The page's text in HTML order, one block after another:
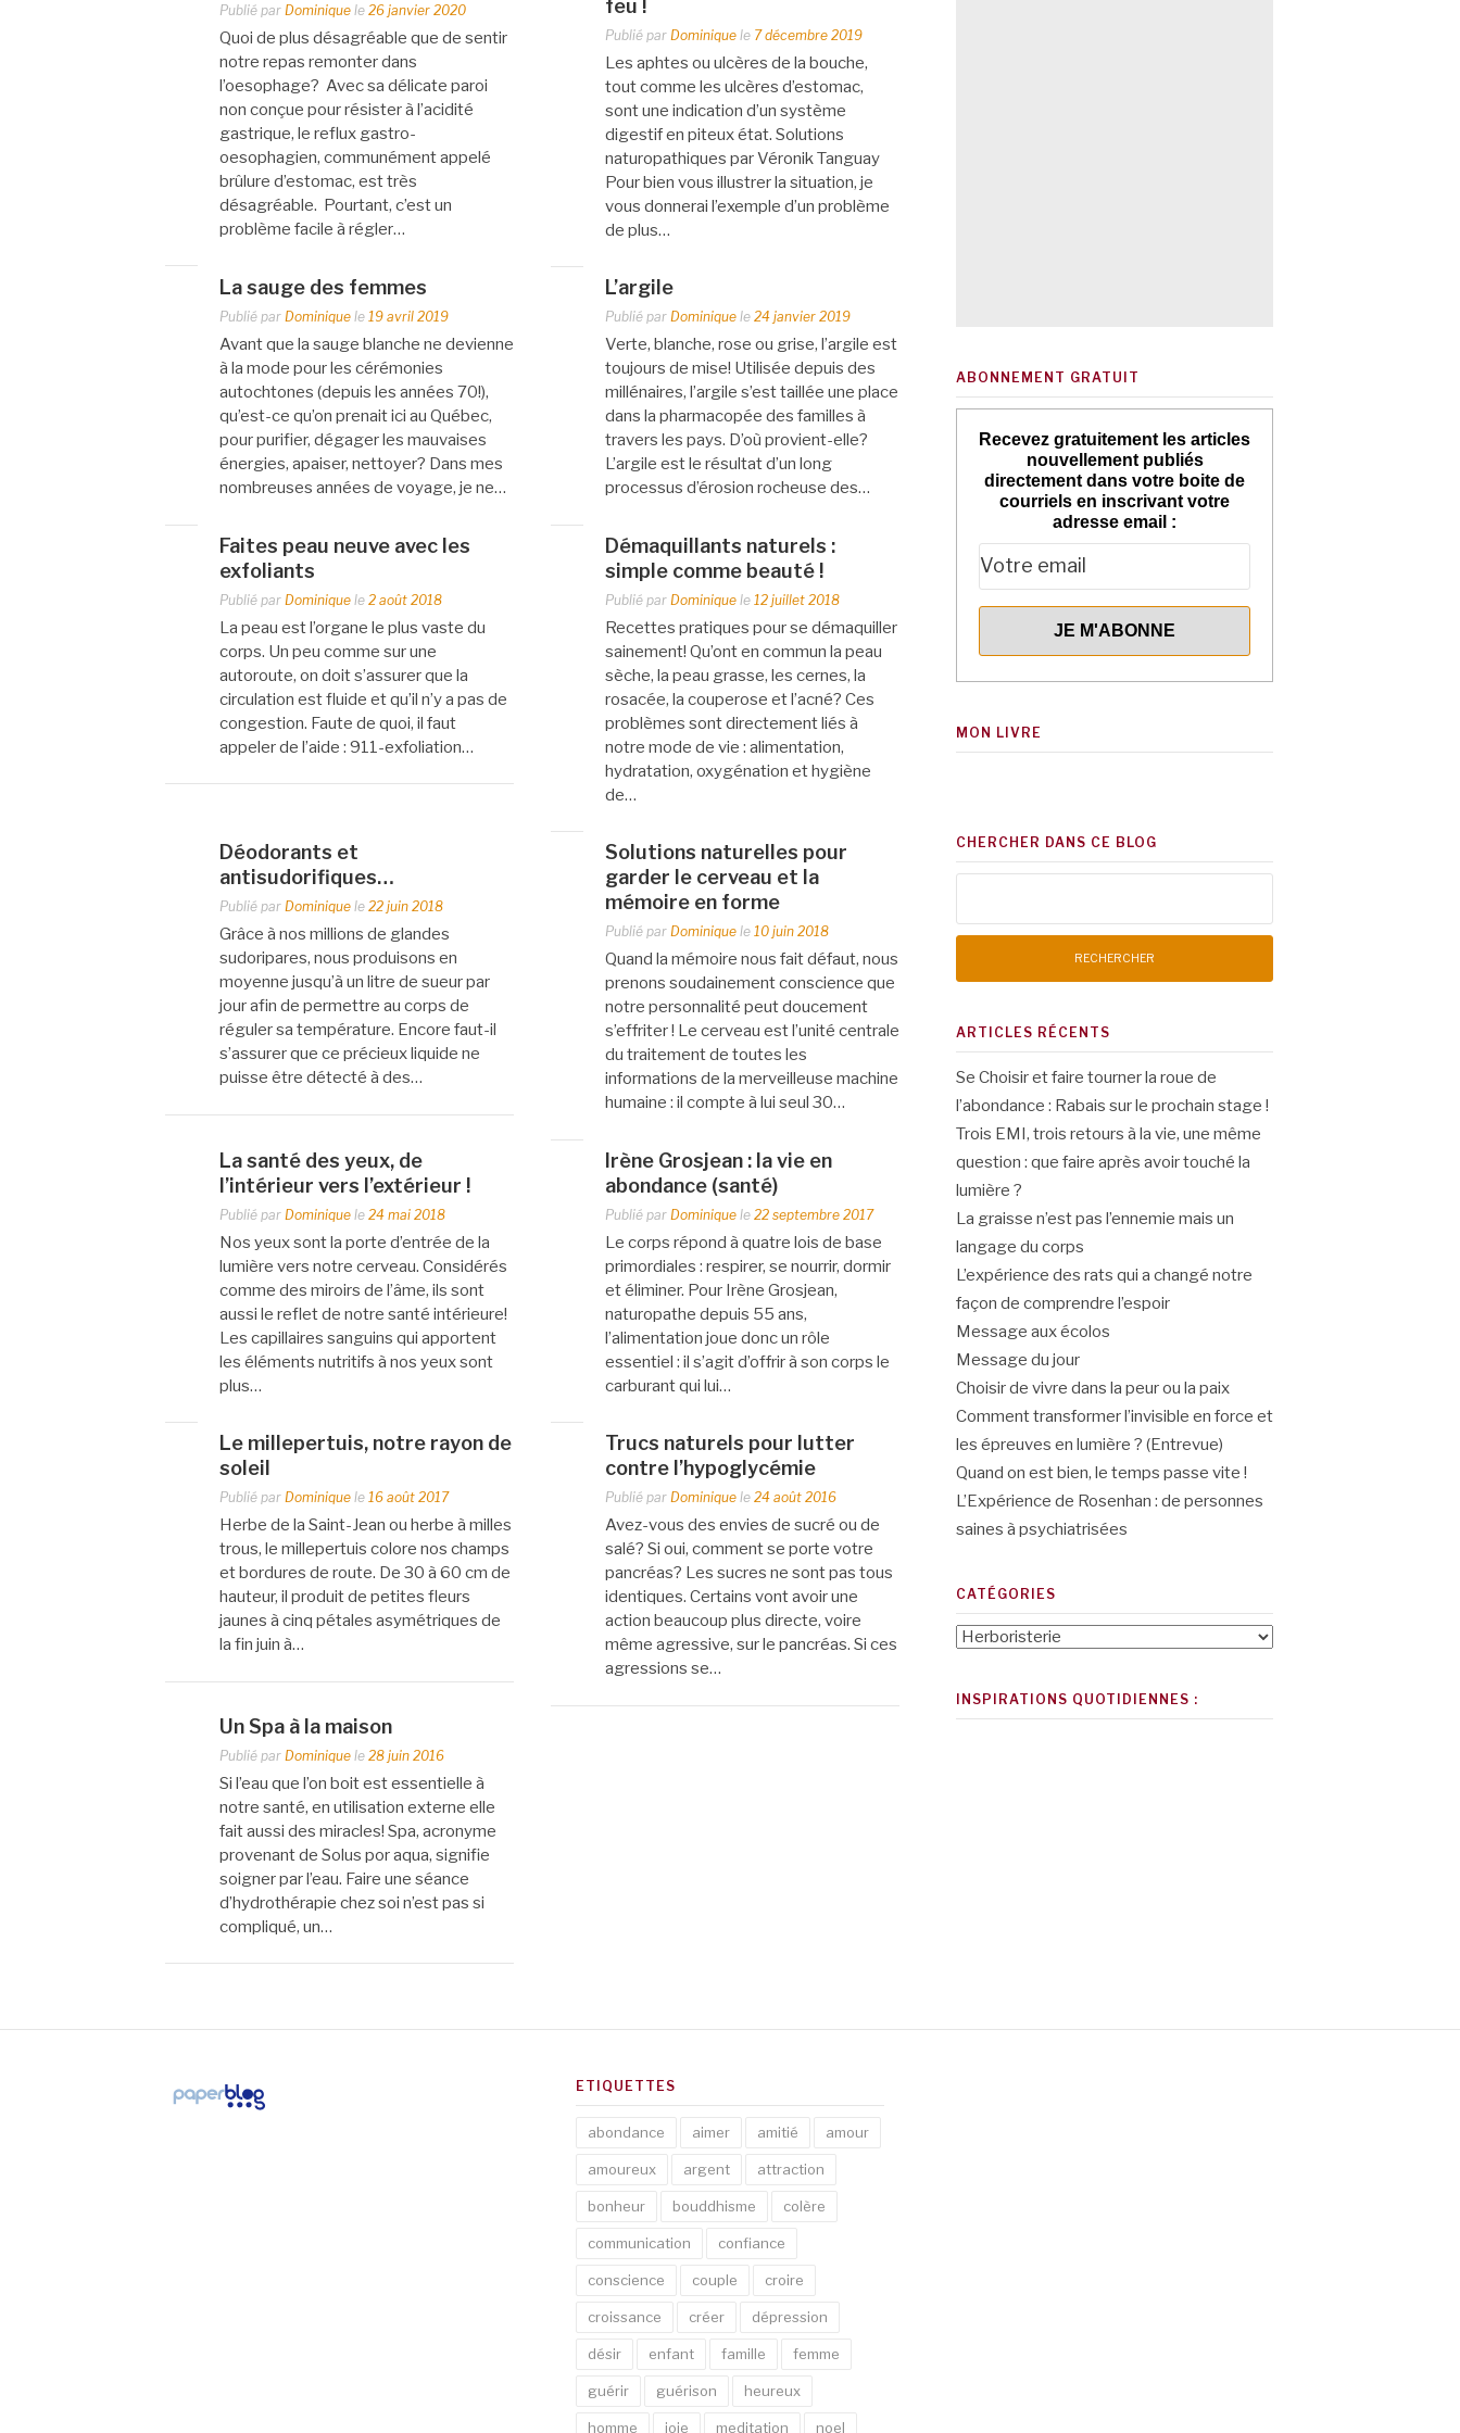
Publié par Dominique le 26 janvier 2020
Quoi de plus désagréable que de sentir
notre repas remonter dans
l’oesophage? Avec sa délicate paroi
non conçue pour résister à l’acidité
gastrique, le reflux gastro-
oesophagien, communément appelé
brûlure d’estomac, est très
désagréable. Pourtant, c’est un
problème facile à régler…
feu !
Publié par Dominiquele 7 décembre 2019
Les aphtes ou ulcères de la bouche,
tout comme les ulcères d’estomac,
sont une indication d’un système
digestif en piteux état. Solutions
naturopathiques par Véronik Tanguay
Pour bien vous illustrer la situation, je
vous donnerai l’exemple d’un problème
de plus…
La sauge des femmes
Publié par Dominique le 19 avril 2019
Avant que la sauge blanche ne devienne
à la mode pour les cérémonies
autochtones (depuis les années 70!),
qu’est-ce qu’on prenait ici au Québec,
pour purifier, dégager les mauvaises
énergies, apaiser, nettoyer? Dans mes
nombreuses années de voyage, je ne…
L’argile
Publié par Dominiquele 24 janvier 2019
Verte, blanche, rose ou grise, l’argile est
toujours de mise! Utilisée depuis des
millénaires, l’argile s’est taillée une place
dans la pharmacopée des familles à
travers les pays. D’où provient-elle?
L’argile est le résultat d’un long
processus d’érosion rocheuse des…
Faites peau neuve avec les
exfoliants
Publié par Dominique le 2 août 2018
La peau est l’organe le plus vaste du
corps. Un peu comme sur une
autoroute, on doit s’assurer que la
circulation est fluide et qu’il n’y a pas de
congestion. Faute de quoi, il faut
appeler de l’aide : 911-exfoliation…
Démaquillants naturels :
simple comme beauté !
Publié par Dominiquele 12 juillet 2018
Recettes pratiques pour se démaquiller
sainement! Qu’ont en commun la peau
sèche, la peau grasse, les cernes, la
rosacée, la couperose et l’acné? Ces
problèmes sont directement liés à
notre mode de vie : alimentation,
hydratation, oxygénation et hygiène
de…
Déodorants et
antisudorifiques…
Publié par Dominique le 22 juin 2018
Grâce à nos millions de glandes
sudoripares, nous produisons en
moyenne jusqu’à un litre de sueur par
jour afin de permettre au corps de
réguler sa température. Encore faut-il
s’assurer que ce précieux liquide ne
puisse être détecté à des…
Solutions naturelles pour
garder le cerveau et la
mémoire en forme
Publié par Dominiquele 10 juin 2018
Quand la mémoire nous fait défaut, nous
prenons soudainement conscience que
notre personnalité peut doucement
s’effriter ! Le cerveau est l’unité centrale
du traitement de toutes les
informations de la merveilleuse machine
humaine : il compte à lui seul 30…
La santé des yeux, de
l’intérieur vers l’extérieur !
Publié par Dominique le 24 mai 2018
Nos yeux sont la porte d’entrée de la
lumière vers notre cerveau. Considérés
comme des miroirs de l’âme, ils sont
aussi le reflet de notre santé intérieure!
Les capillaires sanguins qui apportent
les éléments nutritifs à nos yeux sont
plus…
Irène Grosjean : la vie en
abondance (santé)
Publié par Dominiquele 22 septembre 2017
Le corps répond à quatre lois de base
primordiales : respirer, se nourrir, dormir
et éliminer. Pour Irène Grosjean,
naturopathe depuis 55 ans,
l’alimentation joue donc un rôle
essentiel : il s’agit d’offrir à son corps le
carburant qui lui…
Le millepertuis, notre rayon de
soleil
Publié par Dominique le 16 août 2017
Herbe de la Saint-Jean ou herbe à milles
trous, le millepertuis colore nos champs
et bordures de route. De 30 à 60 cm de
hauteur, il produit de petites fleurs
jaunes à cinq pétales asymétriques de
la fin juin à…
Trucs naturels pour lutter
contre l’hypoglycémie
Publié par Dominiquele 24 août 2016
Avez-vous des envies de sucré ou de
salé? Si oui, comment se porte votre
pancréas? Les sucres ne sont pas tous
identiques. Certains vont avoir une
action beaucoup plus directe, voire
même agressive, sur le pancréas. Si ces
agressions se…
Un Spa à la maison
Publié par Dominique le 28 juin 2016
Si l’eau que l’on boit est essentielle à
notre santé, en utilisation externe elle
fait aussi des miracles! Spa, acronyme
provenant de Solus por aqua, signifie
soigner par l’eau. Faire une séance
d’hydrothérapie chez soi n’est pas si
compliqué, un…
ABONNEMENT GRATUIT
Recevez gratuitement les articles
nouvellement publiés
directement dans votre boite de
courriels en inscrivant votre
adresse email :
MON LIVRE
CHERCHER DANS CE BLOG
ARTICLES RÉCENTS
Se Choisir et faire tourner la roue de
l’abondance : Rabais sur le prochain stage !
Trois EMI, trois retours à la vie, une même
question : que faire après avoir touché la
lumière ?
La graisse n’est pas l’ennemie mais un
langage du corps
L’expérience des rats qui a changé notre
façon de comprendre l’espoir
Message aux écolos
Message du jour
Choisir de vivre dans la peur ou la paix
Comment transformer l’invisible en force et
les épreuves en lumière ? (Entrevue)
Quand on est bien, le temps passe vite !
L’Expérience de Rosenhan : de personnes
saines à psychiatrisées
CATÉGORIES
Catégories
INSPIRATIONS QUOTIDIENNES :
ETIQUETTES
abondance aimer amitié amour
amoureux argent attraction
bonheur bouddhisme colère
communication confiance
conscience couple croire
croissance créer dépression
désir enfant famille femme
guérir guérison heureux
homme joie meditation noel